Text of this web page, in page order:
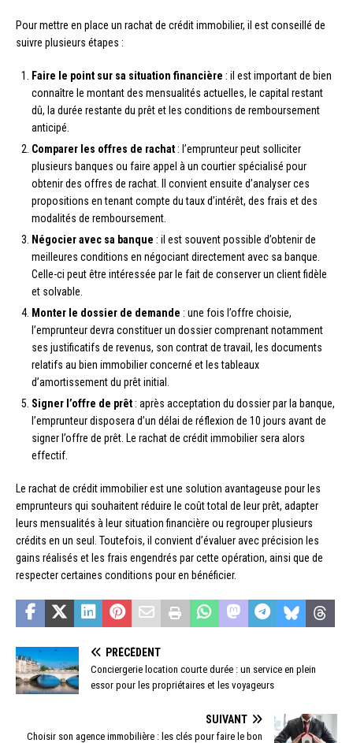
Pour mettre en place un rachat de crédit immobilier, il est conseillé de
suivre plusieurs étapes :
Faire le point sur sa situation financière : il est important de bien
connaître le montant des mensualités actuelles, le capital restant
dû, la durée restante du prêt et les conditions de remboursement
anticipé.
Comparer les offres de rachat : l’emprunteur peut solliciter
plusieurs banques ou faire appel à un courtier spécialisé pour
obtenir des offres de rachat. Il convient ensuite d’analyser ces
propositions en tenant compte du taux d’intérêt, des frais et des
modalités de remboursement.
Négocier avec sa banque : il est souvent possible d’obtenir de
meilleures conditions en négociant directement avec sa banque.
Celle-ci peut être intéressée par le fait de conserver un client fidèle
et solvable.
Monter le dossier de demande : une fois l’offre choisie,
l’emprunteur devra constituer un dossier comprenant notamment
ses justificatifs de revenus, son contrat de travail, les documents
relatifs au bien immobilier concerné et les tableaux
d’amortissement du prêt initial.
Signer l’offre de prêt : après acceptation du dossier par la banque,
l’emprunteur disposera d’un délai de réflexion de 10 jours avant de
signer l’offre de prêt. Le rachat de crédit immobilier sera alors
effectif.
Le rachat de crédit immobilier est une solution avantageuse pour les
emprunteurs qui souhaitent réduire le coût total de leur prêt, adapter
leurs mensualités à leur situation financière ou regrouper plusieurs
crédits en un seul. Toutefois, il convient d’évaluer avec précision les
gains réalisés et les frais engendrés par cette opération, ainsi que de
respecter certaines conditions pour en bénéficier.
PRÉCÉDENT
Conciergerie location courte durée : un service en plein
essor pour les propriétaires et les voyageurs
SUIVANT
Choisir son agence immobilière : les clés pour faire le bon